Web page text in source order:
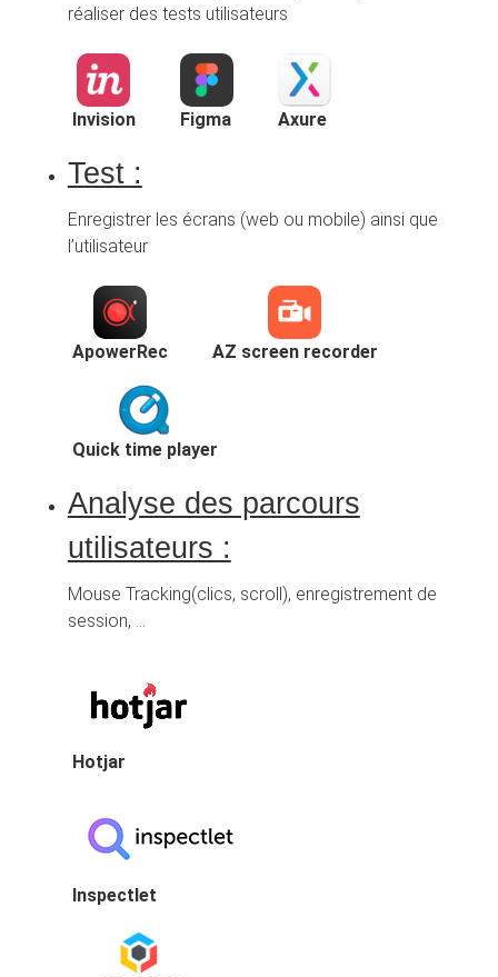
réaliser des tests utilisateurs
Invision Figma Axure
Test :
Enregistrer les écrans (web ou mobile) ainsi que
l’utilisateur
ApowerRec AZ screen recorder
Quick time player
Analyse des parcours
utilisateurs :
Mouse Tracking(clics, scroll), enregistrement de
session, …
Hotjar
Inspectlet